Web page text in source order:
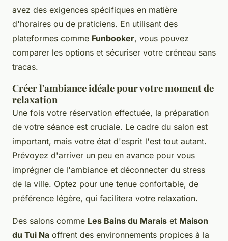
avez des exigences spécifiques en matière
d'horaires ou de praticiens. En utilisant des
plateformes comme Funbooker, vous pouvez
comparer les options et sécuriser votre créneau sans
tracas.
Créer l'ambiance idéale pour votre moment de
relaxation
Une fois votre réservation effectuée, la préparation
de votre séance est cruciale. Le cadre du salon est
important, mais votre état d'esprit l'est tout autant.
Prévoyez d'arriver un peu en avance pour vous
imprégner de l'ambiance et déconnecter du stress
de la ville. Optez pour une tenue confortable, de
préférence légère, qui facilitera votre relaxation.
Des salons comme Les Bains du Marais et Maison
du Tui Na offrent des environnements propices à la